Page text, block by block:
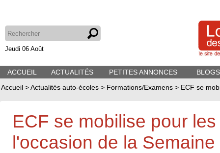
Jeudi 06 Août
ACCUEIL ACTUALITÉS PETITES ANNONCES
Accueil >Actualités auto-écoles > Formations/Examens > ECF se
ECF se mobilise pour
l'occasion de la